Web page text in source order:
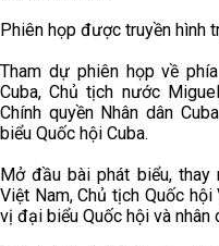
Phiên họp được truyền hình
Tham dự phiên họp về
Cuba, Chủ tịch nước
Chính quyền Nhân dân
biểu Quốc hội Cuba.
Mở đầu bài phát biểu, thay
Việt Nam, Chủ tịch Quốc
vị đại biểu Quốc hội và nhân